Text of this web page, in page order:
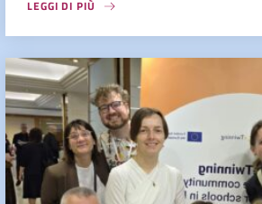
LEGGI DI PIÙ